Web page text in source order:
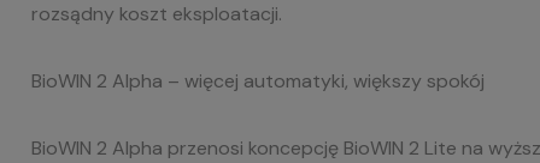
rozsądny koszt eksploatacji.
BioWIN 2 Alpha – więcej automatyki, większy spokój
BioWIN 2 Alpha przenosi koncepcję BioWIN 2 Lite na